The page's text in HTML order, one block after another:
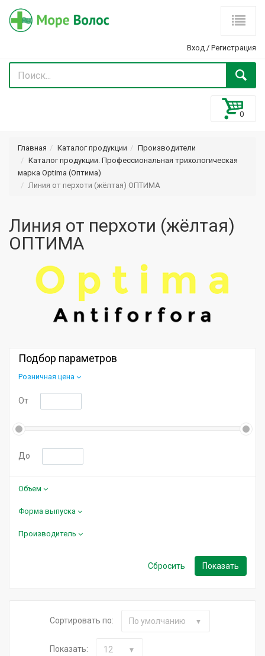
Вход / Регистрация
Главная Каталог продукции
Производители
Каталог продукции. Профессиональная трихологическая
марка Optima (Оптима)
Линия от перхоти (жёлтая) ОПТИМА
Линия от перхоти (жёлтая)
ОПТИМА
Подбор параметров
Розничная цена
От
До
Объем
Форма выпуска
Производитель
Сортировать по: По умолчанию
Показать: 12